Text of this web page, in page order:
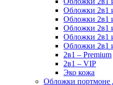
Обложки 2в1
Обложки 2в1
Обложки 2в1
Обложки 2в1
Обложки 2в1
2в1 – Premium
2в1 – VIP
Эко кожа
Обложки портмоне